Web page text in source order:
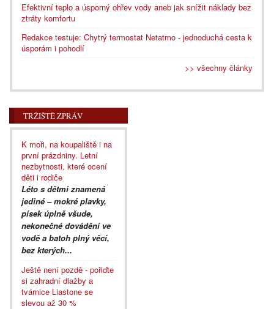
Efektivní teplo a úsporný ohřev vody aneb jak snížit náklady bez
ztráty komfortu
Redakce testuje: Chytrý termostat Netatmo - jednoduchá cesta k
úsporám i pohodlí
>> všechny články
TRŽIŠTĚ ZPRÁV
K moři, na koupaliště i na
první prázdniny. Letní
nezbytnosti, které ocení
děti i rodiče
Léto s dětmi znamená
jediné – mokré plavky,
písek úplně všude,
nekonečné dovádění ve
vodě a batoh plný věcí,
bez kterých...
Ještě není pozdě - pořiďte
si zahradní dlažby a
tvárnice Liastone se
slevou až 30 %